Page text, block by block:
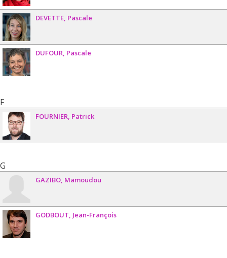
DEVETTE Pascale
DUFOUR Pascale
F
FOURNIER Patrick
G
GAZIBO Mamoudou
GODBOUT Jean-François